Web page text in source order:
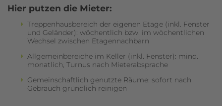
Hier putzen die Mieter:
Treppenhausbereich der eigenen Etage (inkl. Fenster
und Geländer): wöchentlich bzw. im wöchentlichen
Wechsel zwischen Etagennachbarn
Allgemeinbereiche im Keller (inkl. Fenster): mind.
monatlich, Turnus nach Mieterabsprache
Gemeinschaftlich genutzte Räume: sofort nach
Gebrauch gründlich reinigen